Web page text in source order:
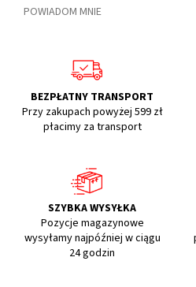
POWIADOM MNIE
BEZPŁATNY TRANSPORT
Przy zakupach powyżej 599 zł
płacimy za transport
SZYBKA WYSYŁKA
Pozycje magazynowe
wysyłamy najpóźniej w ciągu
24 godzin